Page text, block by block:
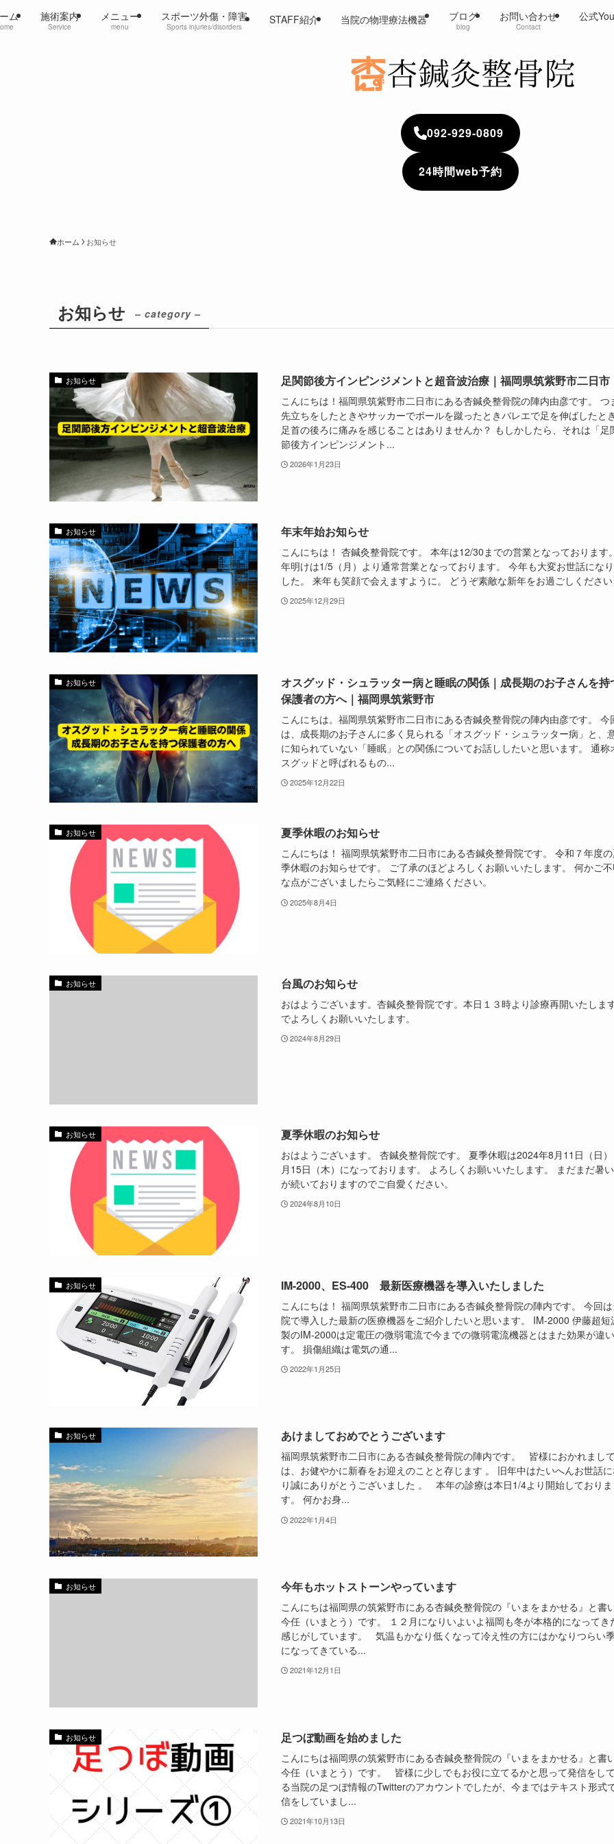
ム 施術案内
Service
メニュー
menu
スポーツ外傷・障害
Sports injuries/disorders
STAFF紹介 当院の物理療法機器 ブログ
blog
お問い合わせ
Contact
公式
092-929-0809
24時間web予約
ホーム お知らせ
お知らせ – category –
お知らせ 足関節後方インピンジメントと超音波治療｜福岡県筑紫野市二日市
こんにちは！福岡県筑紫野市二日市にある杏鍼灸整骨院の陣内由彦です。 つ
先立ちをしたときやサッカーでボールを蹴ったときバレエで足を伸ばしたと
足首の後ろに痛みを感じることはありませんか？ もしかしたら、それは「足
節後方インピンジメント...
2026年1月23日
お知らせ 年末年始お知らせ
こんにちは！ 杏鍼灸整骨院です。 本年は12/30までの営業となっております。
年明けは1/5（月）より通常営業となっております。 今年も大変お世話にな
した。 来年も笑顔で会えますように。 どうぞ素敵な新年をお過ごしください
2025年12月29日
お知らせ
オスグッド・シュラッター病と睡眠の関係｜成長期のお子さんを持
保護者の方へ｜福岡県筑紫野市
こんにちは。福岡県筑紫野市二日市にある杏鍼灸整骨院の陣内由彦です。 今
は、成長期のお子さんに多く見られる「オスグッド・シュラッター病」と、
に知られていない「睡眠」との関係についてお話ししたいと思います。 通称
スグッドと呼ばれるもの...
2025年12月22日
お知らせ 夏季休暇のお知らせ
こんにちは！ 福岡県筑紫野市二日市にある杏鍼灸整骨院です。 令和７年度
季休暇のお知らせです。 ご了承のほどよろしくお願いいたします。 何かご
な点がございましたらご気軽にご連絡ください。
2025年8月4日
お知らせ 台風のお知らせ
おはようございます。杏鍼灸整骨院です。本日１３時より診療再開いたしま
でよろしくお願いいたします。
2024年8月29日
お知らせ 夏季休暇のお知らせ
おはようございます。 杏鍼灸整骨院です。 夏季休暇は2024年8月11日（日
月15日（木）になっております。 よろしくお願いいたします。 まだまだ暑
が続いておりますのでご自愛ください。
2024年8月10日
お知らせ IM-2000、ES-400 最新医療機器を導入いたしました
こんにちは！ 福岡県筑紫野市二日市にある杏鍼灸整骨院の陣内です。 今回は
院で導入した最新の医療機器をご紹介したいと思います。 IM-2000 伊藤超短
製のIM-2000は定電圧の微弱電流で今までの微弱電流機器とはまた効果が違
す。 損傷組織は電気の通...
2022年1月25日
お知らせ あけましておめでとうございます
福岡県筑紫野市二日市にある杏鍼灸整骨院の陣内です。 皆様におかれまして
は、お健やかに新春をお迎えのことと存じます 。 旧年中はたいへんお世話
り誠にありがとうございました 。 本年の診療は本日1/4より開始しておりま
す。 何かお身...
2022年1月4日
お知らせ 今年もホットストーンやっています
こんにちは福岡県の筑紫野市にある杏鍼灸整骨院の『いまをまかせる』と書
今任（いまとう）です。 １２月になりいよいよ福岡も冬が本格的になってき
感じがしています。 気温もかなり低くなって冷え性の方にはかなりつらい
になってきている...
2021年12月1日
お知らせ 足つぼ動画を始めました
こんにちは福岡県の筑紫野市にある杏鍼灸整骨院の『いまをまかせる』と書
今任（いまとう）です。 皆様に少しでもお役に立てるかと思って発信をし
る当院の足つぼ情報のTwitterのアカウントでしたが、今まではテキスト形式
信をしていまし...
2021年10月13日